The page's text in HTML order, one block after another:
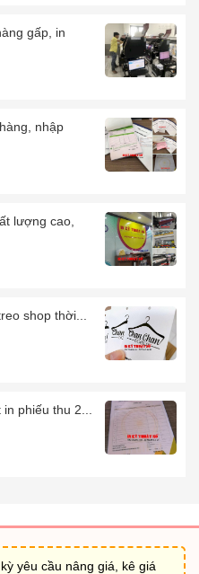
gấp, in
nhập
lượng cao,
shop thời...
phiếu thu 2...
yêu cầu nâng giá, kê giá